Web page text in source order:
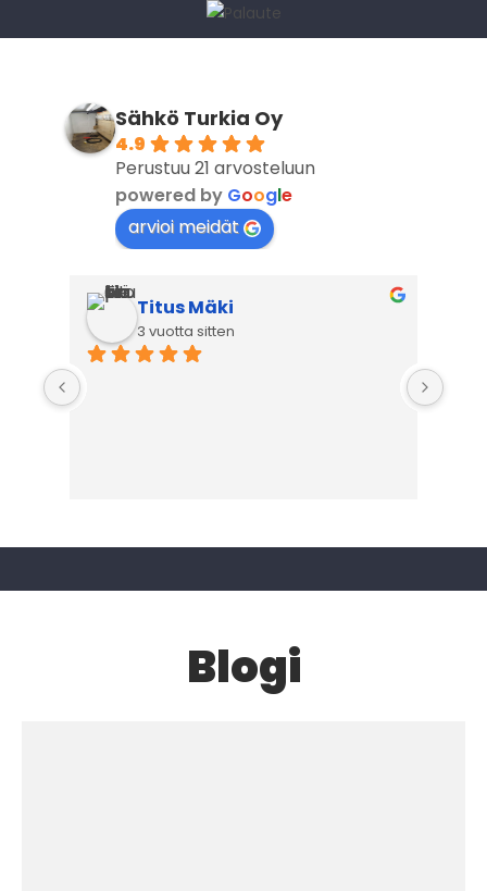
Sähkö Turkia Oy
4.9
Perustuu 21 arvosteluun
powered by Google
arvioi meidät
Titus Mäki
3 vuotta sitten
Blogi